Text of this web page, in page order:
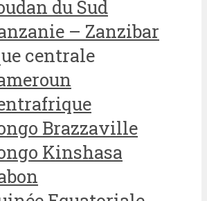
du Sud
– Zanzibar
centrale
Brazzaville
Kinshasa